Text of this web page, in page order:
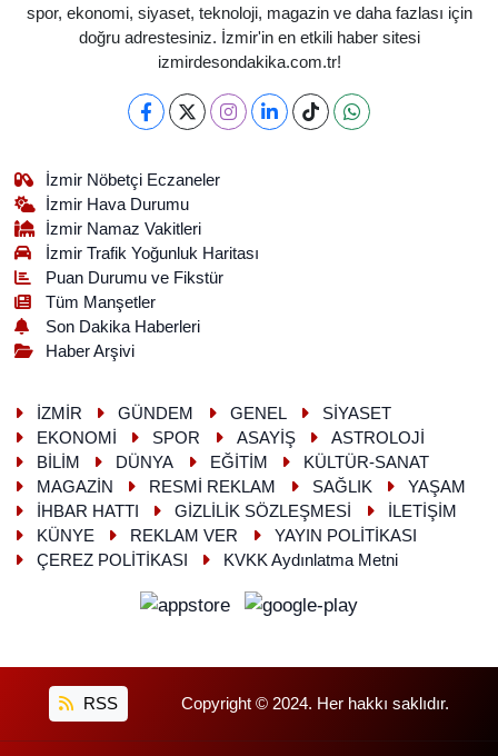
spor, ekonomi, siyaset, teknoloji, magazin ve daha fazlası için
doğru adrestesiniz. İzmir'in en etkili haber sitesi
izmirdesondakika.com.tr!
İzmir Nöbetçi Eczaneler
İzmir Hava Durumu
İzmir Namaz Vakitleri
İzmir Trafik Yoğunluk Haritası
Puan Durumu ve Fikstür
Tüm Manşetler
Son Dakika Haberleri
Haber Arşivi
İZMİR GÜNDEM GENEL
SİYASET
EKONOMİ
SPOR ASAYİŞ
ASTROLOJİ
BİLİM
DÜNYA EĞİTİM
KÜLTÜR-SANAT
MAGAZİN
RESMİ REKLAM SAĞLIK
YAŞAM
İHBAR HATTI
GİZLİLİK SÖZLEŞMESİ
İLETİŞİM
KÜNYE
REKLAM VER
YAYIN POLİTİKASI
ÇEREZ POLİTİKASI
KVKK Aydınlatma Metni
RSS Copyright © 2024. Her hakkı saklıdır.